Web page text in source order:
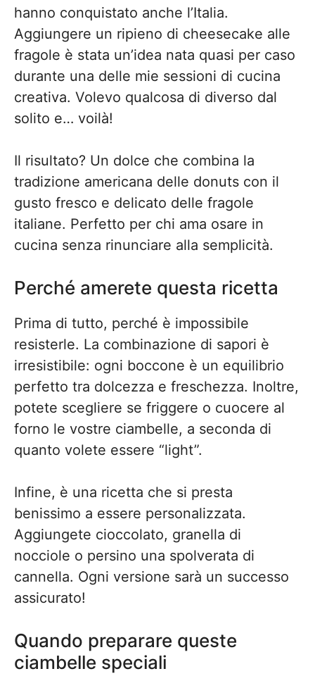
hanno conquistato anche l’Italia.
Aggiungere un ripieno di cheesecake alle
fragole è stata un’idea nata quasi per caso
durante una delle mie sessioni di cucina
creativa. Volevo qualcosa di diverso dal
solito e… voilà!
Il risultato? Un dolce che combina la
tradizione americana delle donuts con il
gusto fresco e delicato delle fragole
italiane. Perfetto per chi ama osare in
cucina senza rinunciare alla semplicità.
Perché amerete questa ricetta
Prima di tutto, perché è impossibile
resisterle. La combinazione di sapori è
irresistibile: ogni boccone è un equilibrio
perfetto tra dolcezza e freschezza. Inoltre,
potete scegliere se friggere o cuocere al
forno le vostre ciambelle, a seconda di
quanto volete essere “light”.
Infine, è una ricetta che si presta
benissimo a essere personalizzata.
Aggiungete cioccolato, granella di
nocciole o persino una spolverata di
cannella. Ogni versione sarà un successo
assicurato!
Quando preparare queste
ciambelle speciali